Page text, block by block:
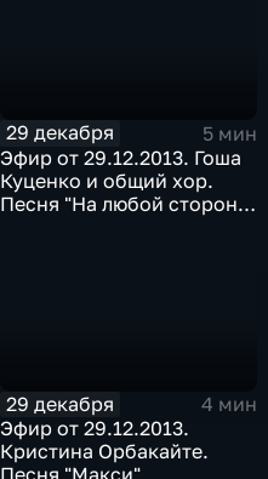
29 декабря
5 мин
Эфир от 29.12.2013. Гоша
Куценко и общий хор.
Песня "На любой стороне
29 декабря
4 мин
Эфир от 29.12.2013.
Кристина Орбакайте.